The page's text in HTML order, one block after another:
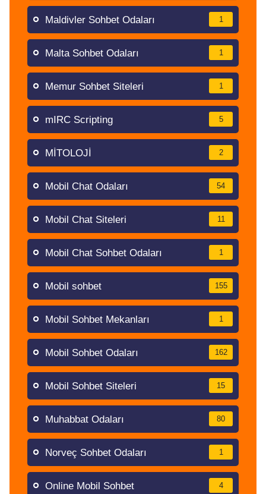
Maldivler Sohbet Odaları 1
Malta Sohbet Odaları 1
Memur Sohbet Siteleri 1
mIRC Scripting 5
MİTOLOJİ 2
Mobil Chat Odaları 54
Mobil Chat Siteleri 11
Mobil Chat Sohbet Odaları 1
Mobil sohbet 155
Mobil Sohbet Mekanları 1
Mobil Sohbet Odaları 162
Mobil Sohbet Siteleri 15
Muhabbat Odaları 80
Norveç Sohbet Odaları 1
Online Mobil Sohbet 4